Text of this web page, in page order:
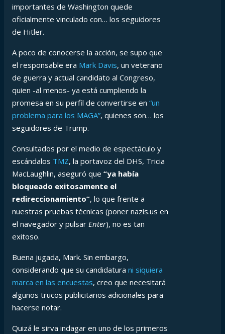
importantes de Washington quede
oficialmente vinculado con… los seguidores
de Hitler.
A poco de conocerse la acción, se supo que
el responsable era Mark Davis, un veterano
de guerra y actual candidato al Congreso,
quien -al menos- ya está cumpliendo la
promesa en su perfil de convertirse en “un
problema para los MAGA”, quienes son… los
seguidores de Trump.
Consultados por el medio de espectáculo y
escándalos TMZ, la portavoz del DHS, Tricia
MacLaughlin, aseguró que “ya había
bloqueado exitosamente el
redireccionamiento”, lo que frente a
nuestras pruebas técnicas (poner nazis.us en
el navegador y pulsar Enter), no es tan
exitoso.
Buena jugada, Mark. Sin embargo,
considerando que su candidatura ni siquiera
marca en las encuestas, creo que necesitará
algunos trucos publicitarios adicionales para
hacerse notar.
Quizá le sirva indagar en uno de los primeros